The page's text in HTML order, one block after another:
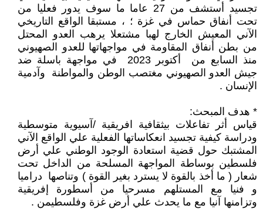
تجسيد أستشف من 27 عاما ما سوف يدور فعليا من
تحت أنفاق حماس في غزة ؛ ، مستبقا الواقع التاريخي
الآني المعيش الخارج لهبا مشتعلا يرهب العدو المحتل
من بطن أنفاق المقاومة في مواجهاتها للعدو الصهيوني
منذ السابع من أكتوبر 2023 في مواجهة باسلة ضد
جيش العدو الصهيوني مغتصب الوطن والمواطنة وآدمية
الإنسان .
* هدف المبحث:
قياس أثر تفاعلات بيثقافية افريقية /آسيوية متوسطية
ودراسة كيفية تجسيد انعكاساتها الفعلية علي الواقع الآني
المشتبك حول قضية استعادة الوجود الوطني علي أرض
فلسطين بوساطة المواجهة المسلحة من الداخل تحت
شعار ( ما أخذ بالقوة لا يسترد بغير القوة ) وتناصها دراميا
و فنيا مع المستلهم مسرحيا من أسطورة إفريقية
وتزامنها آنيا مع ما يحدث علي أرض غزة وفلسطيمن .